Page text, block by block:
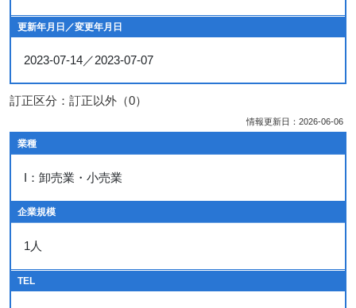
更新年月日／変更年月日
2023-07-14／2023-07-07
訂正区分：訂正以外（0）
情報更新日：2026-06-06
業種
I：卸売業・小売業
企業規模
1人
TEL